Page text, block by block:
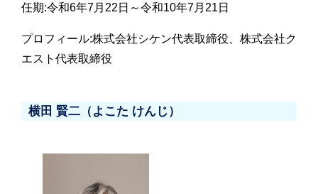
任期:令和6年7月22日～令和10年7月21日
プロフィール:株式会社シケン代表取締役、株式会社ク
エスト代表取締役
横田 賢二（よこた けんじ）